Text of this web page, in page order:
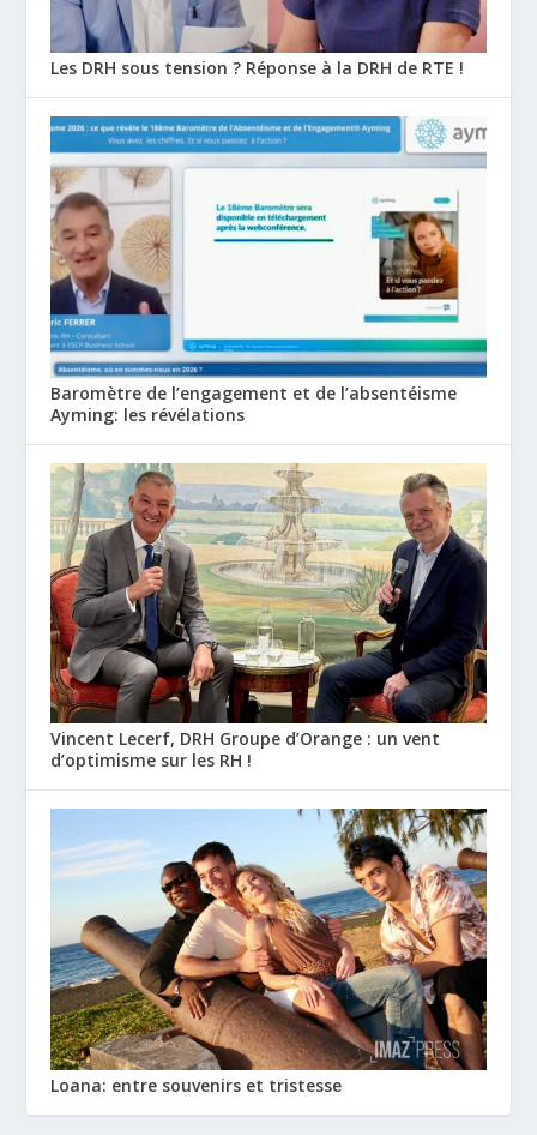
Les DRH sous tension ? Réponse à la DRH de RTE !
Baromètre de l’engagement et de l’absentéisme
Ayming: les révélations
Vincent Lecerf, DRH Groupe d’Orange : un vent
d’optimisme sur les RH !
Loana: entre souvenirs et tristesse